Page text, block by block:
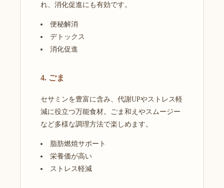
れ、消化促進にも有効です。
便秘解消
デトックス
消化促進
4. ごま
セサミンを豊富に含み、代謝UPやストレス軽
減に役立つ万能食材。ごま和えやスムージー
など多様な調理方法で楽しめます。
脂肪燃焼サポート
栄養価が高い
ストレス軽減